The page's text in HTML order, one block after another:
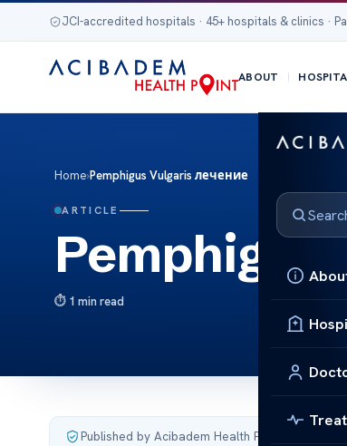
JCI-accredited hospitals · 45+ hospitals & clinics ·
ABOUT
Home›Pemphigus Vulgaris лечение
ARTICLE
Pemphigus
1 min read
Published by Acibadem Health Point